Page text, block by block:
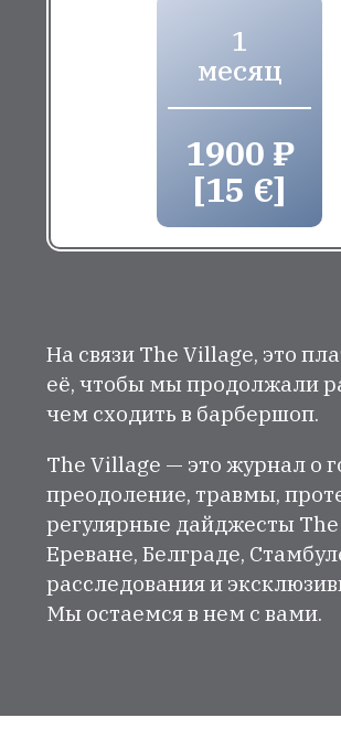
1
месяц
1900 ₽
[15 €]
На связи The Village, это
её, чтобы мы продолжали
чем сходить в барбершоп.
The Village — это журнал о
преодоление, травмы,
регулярные дайджесты
Ереване, Белграде,
расследования и
Мы остаемся в нем с вами.